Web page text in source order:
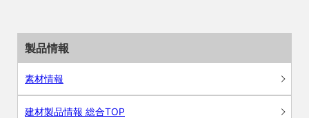
製品情報
素材情報
建材製品情報 総合TOP